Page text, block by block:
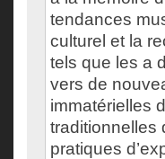
tendances
culturel et la
tels que les a
vers de
immatérielles
traditionnelles
pratiques